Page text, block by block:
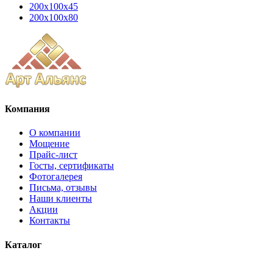
200x100x45
200x100x80
Компания
О компании
Мощение
Прайс-лист
Госты, сертификаты
Фотогалерея
Письма, отзывы
Наши клиенты
Акции
Контакты
Каталог